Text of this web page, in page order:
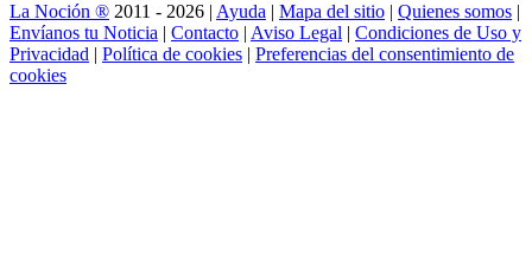
La Noción ® 2011 - 2026 | Ayuda | Mapa del sitio | Quienes somos |
Envíanos tu Noticia | Contacto | Aviso Legal | Condiciones de Uso y
Privacidad | Política de cookies | Preferencias del consentimiento de
cookies